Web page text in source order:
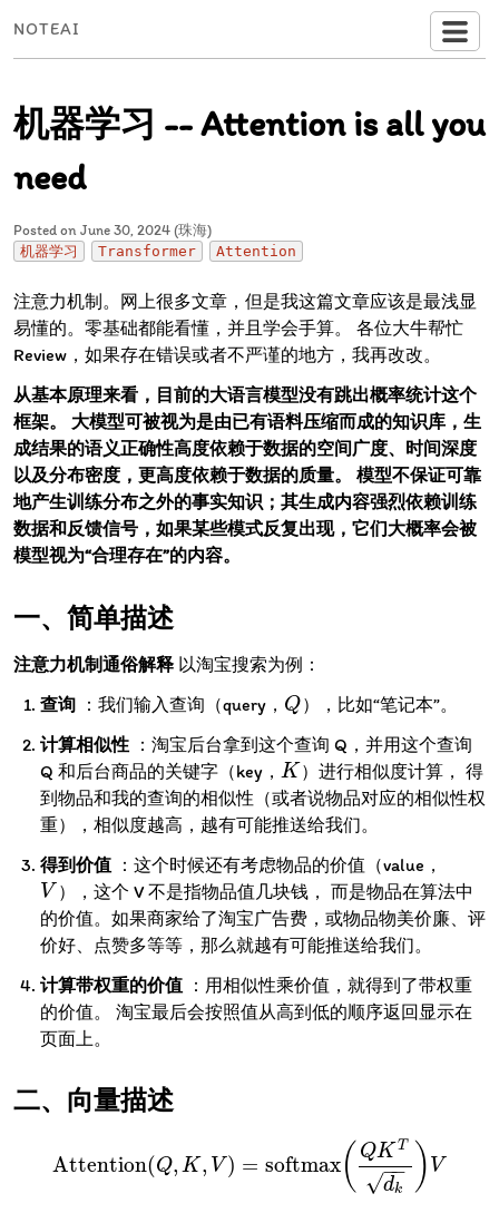
NOTEAI
机器学习 -- Attention is all you
need
Posted on June 30, 2024 (珠海)
机器学习 Transformer Attention
注意力机制。网上很多文章，但是我这篇文章应该是最浅显
易懂的。零基础都能看懂，并且学会手算。 各位大牛帮忙
Review，如果存在错误或者不严谨的地方，我再改改。
从基本原理来看，目前的大语言模型没有跳出概率统计这个
框架。
大模型可被视为是由已有语料压缩而成的知识库，生
成结果的语义正确性高度依赖于数据的空间广度、时间深度
以及分布密度，更高度依赖于数据的质量。
模型不保证可靠
地产生训练分布之外的事实知识；其生成内容强烈依赖训练
数据和反馈信号，如果某些模式反复出现，它们大概率会被
模型视为“合理存在”的内容。
简单描述
注意力机制通俗解释 以淘宝搜索为例：
查询 ：我们输入查询（query， Q
Q ），比如“笔记本”。
计算相似性 ：淘宝后台拿到这个查询 Q，并用这个查询
Q 和后台商品的关键字（key， K
K ）进行相似度计算， 得
到物品和我的查询的相似性（或者说物品对应的相似性权
重），相似度越高，越有可能推送给我们。
得到价值 ：这个时候还有考虑物品的价值（value，
V
V ），这个 V 不是指物品值几块钱， 而是物品在算法中
的价值。如果商家给了淘宝广告费，或物品物美价廉、评
价好、点赞多等等，那么就越有可能推送给我们。
计算带权重的价值 ：用相似性乘价值，就得到了带权重
的价值。 淘宝最后会按照值从高到低的顺序返回显示在
页面上。
向量描述
Attention(Q, K , V ) = softmax( QK T
dk
−−
√ ) V
Attention(Q, K,V) =softmax(QK T dk)V